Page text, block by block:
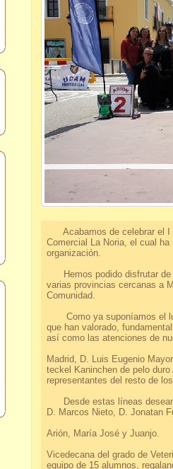
Acabamos de celebrar el I
Comercial La Noria, el cual
organización.
Hemos podido disfrutar de
varias provincias cercanas a
Comunidad.
Como ya suponíamos el
que han valorado,
así como las
El Juez
Madrid, D. Luis Eugenio
teckel Kaninchen de pelo
Desde estas líneas
D. Marcos Nieto, D.
Como
Arión,
Y, como no, a
Vicedecana del grado de
equipo de 15 alumnos,